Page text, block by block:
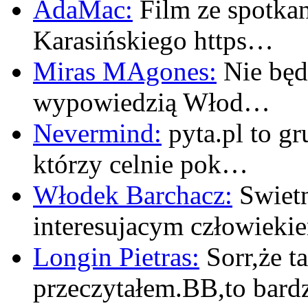
AdaMac: Film ze
Karasińskiego https…
Miras MAgones: Nie
wypowiedzią Włod…
Nevermind: pyta.pl to
którzy celnie pok…
Włodek Barchacz:
interesujacym
Longin Pietras: Sorr,że
przeczytałem.BB,to